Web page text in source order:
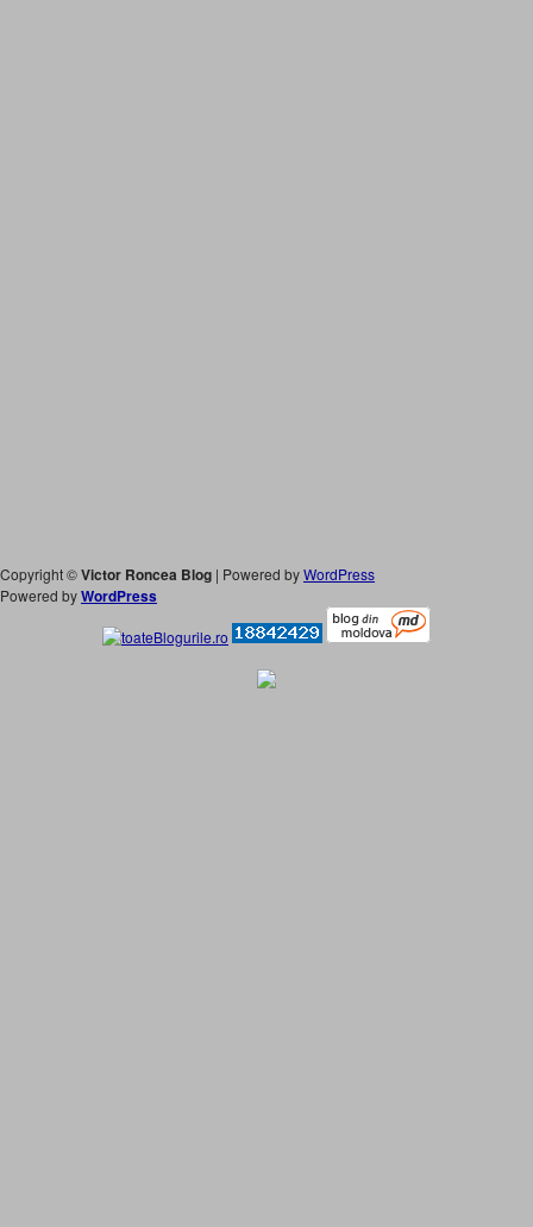
Copyright ©Victor Roncea Blog | Powered byWordPress
Powered byWordPress